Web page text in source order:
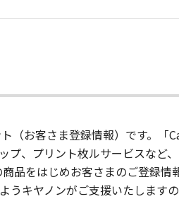
（お客さま登録情報）です。「
プ、プリント枚ルサービスなど
品をはじめお客さまのご登録情
キヤノンがご支援いたします